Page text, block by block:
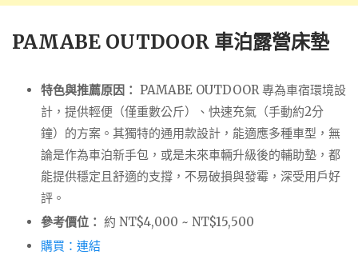
PAMABE OUTDOOR 車泊露營床墊
特色與推薦原因： PAMABE OUTDOOR 專為車宿環境設
計，提供輕便（僅重數公斤）、快速充氣（手動約2分
鐘）的方案。其獨特的通用款設計，能適應多種車型，無
論是作為車泊新手包，或是未來車輛升級後的輔助墊，都
能提供穩定且舒適的支撐，不易破損與發霉，深受用戶好
評。
參考價位： 約 NT$4,000 ~ NT$15,500
購買：連結